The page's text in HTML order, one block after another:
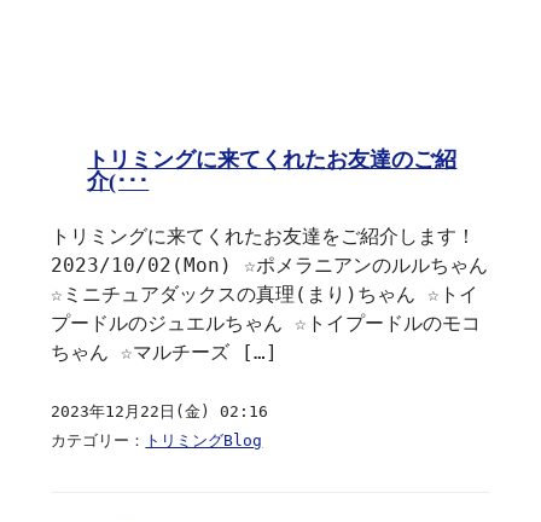
トリミングに来てくれたお友達のご紹
介(･･･
トリミングに来てくれたお友達をご紹介します！
2023/10/02(Mon) ☆ポメラニアンのルルちゃん
☆ミニチュアダックスの真理(まり)ちゃん ☆トイ
プードルのジュエルちゃん ☆トイプードルのモコ
ちゃん ☆マルチーズ […]
2023年12月22日(金) 02:16
カテゴリー： トリミングBlog